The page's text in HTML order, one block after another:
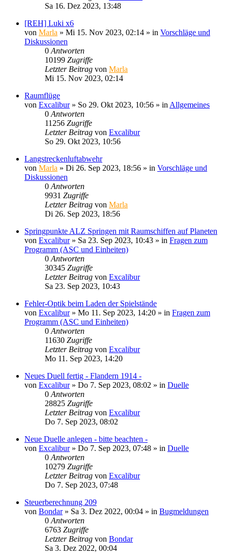
Sa 16. Dez 2023, 13:48
[REH] Luki x6
von Marla » Mi 15. Nov 2023, 02:14 » in Vorschläge und
Diskussionen
0 Antworten
10199 Zugriffe
Letzter Beitrag von Marla
Mi 15. Nov 2023, 02:14
Raumflüge
von Excalibur» So 29. Okt 2023, 10:56 » in Allgemeines
0 Antworten
11256 Zugriffe
Letzter Beitrag von Excalibur
So 29. Okt 2023, 10:56
Langstreckenluftabwehr
von Marla » Di 26. Sep 2023, 18:56 » in Vorschläge und
Diskussionen
0 Antworten
9931 Zugriffe
Letzter Beitrag von Marla
Di 26. Sep 2023, 18:56
Springpunkte ALZ Springen mit Raumschiffen auf Planeten
von Excalibur» Sa 23. Sep 2023, 10:43 » in Fragen zum
Programm (ASC und Einheiten)
0 Antworten
30345 Zugriffe
Letzter Beitrag von Excalibur
Sa 23. Sep 2023, 10:43
Fehler-Optik beim Laden der Spielstände
von Excalibur» Mo 11. Sep 2023, 14:20 » in Fragen zum
Programm (ASC und Einheiten)
0 Antworten
11630 Zugriffe
Letzter Beitrag von Excalibur
Mo 11. Sep 2023, 14:20
Neues Duell fertig - Flandern 1914 -
von Excalibur» Do 7. Sep 2023, 08:02 » in Duelle
0 Antworten
28825 Zugriffe
Letzter Beitrag von Excalibur
Do 7. Sep 2023, 08:02
Neue Duelle anlegen - bitte beachten -
von Excalibur» Do 7. Sep 2023, 07:48 » in Duelle
0 Antworten
10279 Zugriffe
Letzter Beitrag von Excalibur
Do 7. Sep 2023, 07:48
Steuerberechnung 209
von Bondar» Sa 3. Dez 2022, 00:04 » in Bugmeldungen
0 Antworten
6763 Zugriffe
Letzter Beitrag von Bondar
Sa 3. Dez 2022, 00:04